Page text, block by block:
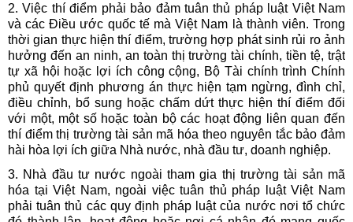
2. Việc thí điểm phải bảo đảm tuân thủ pháp luật Việt Nam
và các Điều ước quốc tế mà Việt Nam là thành viên. Trong
thời gian thực hiện thí điểm, trường hợp phát sinh rủi ro ảnh
hưởng đến an ninh, an toàn thị trường tài chính, tiền tệ, trật
tự xã hội hoặc lợi ích công cộng, Bộ Tài chính trình Chính
phủ quyết định phương án thực hiện tạm ngừng, đình chỉ,
điều chỉnh, bổ sung hoặc chấm dứt thực hiện thí điểm đối
với một, một số hoặc toàn bộ các hoạt động liên quan đến
thí điểm thị trường tài sản mã hóa theo nguyên tắc bảo đảm
hài hòa lợi ích giữa Nhà nước, nhà đầu tư, doanh nghiệp.
3. Nhà đầu tư nước ngoài tham gia thị trường tài sản mã
hóa tại Việt Nam, ngoài việc tuân thủ pháp luật Việt Nam
phải tuân thủ các quy định pháp luật của nước nơi tổ chức